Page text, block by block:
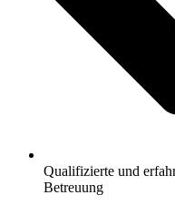
Qualifizierte und
Betreuung